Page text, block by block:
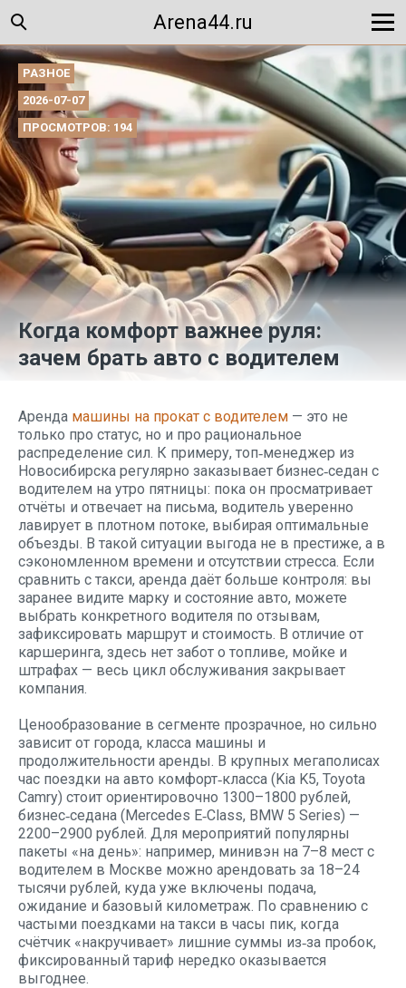
Arena44.ru
РАЗНОЕ
2026-07-07
ПРОСМОТРОВ: 194
Когда комфорт важнее руля:
зачем брать авто с водителем
Аренда машины на прокат с водителем — это не
только про статус, но и про рациональное
распределение сил. К примеру, топ‑менеджер из
Новосибирска регулярно заказывает бизнес‑седан с
водителем на утро пятницы: пока он просматривает
отчёты и отвечает на письма, водитель уверенно
лавирует в плотном потоке, выбирая оптимальные
объезды. В такой ситуации выгода не в престиже, а в
сэкономленном времени и отсутствии стресса. Если
сравнить с такси, аренда даёт больше контроля: вы
заранее видите марку и состояние авто, можете
выбрать конкретного водителя по отзывам,
зафиксировать маршрут и стоимость. В отличие от
каршеринга, здесь нет забот о топливе, мойке и
штрафах — весь цикл обслуживания закрывает
компания.
Ценообразование в сегменте прозрачное, но сильно
зависит от города, класса машины и
продолжительности аренды. В крупных мегаполисах
час поездки на авто комфорт‑класса (Kia K5, Toyota
Camry) стоит ориентировочно 1300–1800 рублей,
бизнес‑седана (Mercedes E‑Class, BMW 5 Series) —
2200–2900 рублей. Для мероприятий популярны
пакеты «на день»: например, минивэн на 7–8 мест с
водителем в Москве можно арендовать за 18–24
тысячи рублей, куда уже включены подача,
ожидание и базовый километраж. По сравнению с
частыми поездками на такси в часы пик, когда
счётчик «накручивает» лишние суммы из‑за пробок,
фиксированный тариф нередко оказывается
выгоднее.